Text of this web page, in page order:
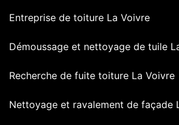
Entreprise de toiture La Voivre
Démoussage et nettoyage de tuile
Recherche de fuite toiture La Voivre
Nettoyage et ravalement de façade